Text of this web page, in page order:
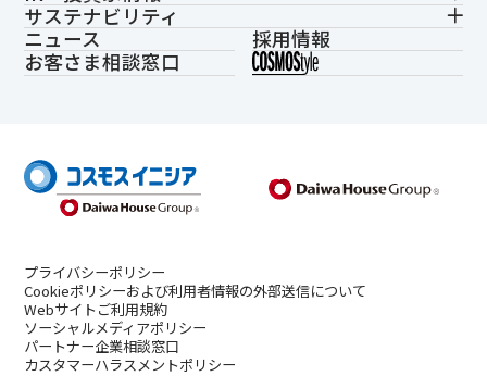
サステナビリティ
ニュース
採用情報
お客さま相談窓口
プライバシーポリシー
Cookieポリシーおよび利用者情報の外部送信について
Webサイトご利用規約
ソーシャルメディアポリシー
パートナー企業相談窓口
カスタマーハラスメントポリシー